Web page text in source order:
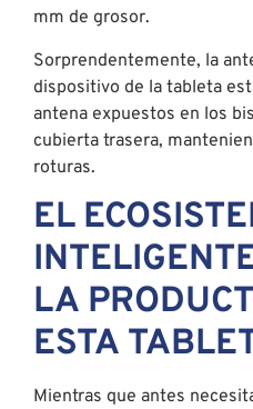
mm de grosor.
Sorprendentemente, la
dispositivo de la tableta
antena expuestos en los
cubierta trasera,
roturas.
EL
LA
ESTA
Mientras que antes